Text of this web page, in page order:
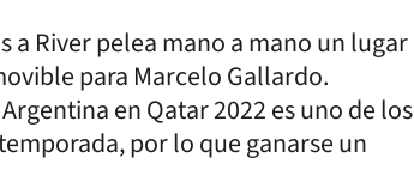
a River pelea mano a mano un lugar
para Marcelo Gallardo.
en Qatar 2022 es uno de los
por lo que ganarse un